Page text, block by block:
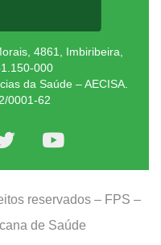
4861, Imbiribeira,
000
da Saúde – AECISA.
0001-62
reservados – FPS –
de Saúde